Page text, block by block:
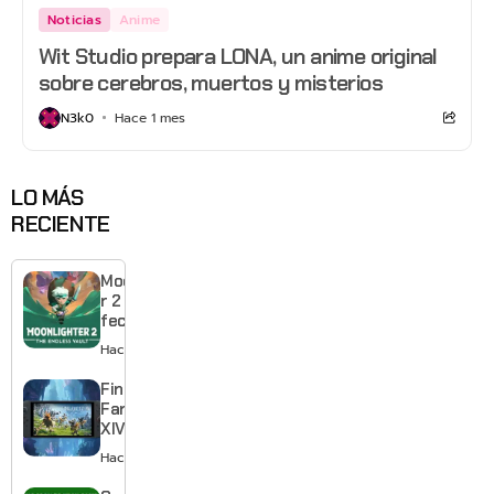
Noticias Anime
Wit Studio prepara LONA, un anime original
sobre cerebros, muertos y misterios
N3k0 Hace 1 mes
LO MÁS
RECIENTE
Moonlighte
r 2 ya tiene
fecha y
puedes
quedarte
gratis con
el primero
Hace 10 horas
Final
Fantasy
XIV llega a
Switch 2 y
te deja
jugar un
Hace 2 días